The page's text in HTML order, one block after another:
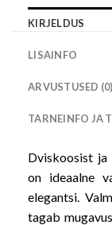
KIRJELDUS
LISAINFO
ARVUSTUSED (0)
TARNEINFO JA
Dviskoosist
on ideaalne
elegantsi.
tagab